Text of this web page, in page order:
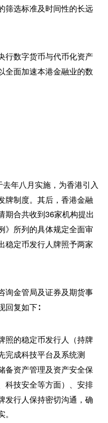
筛选标准及时间性的长远
行数字货币与代币化资产
全面加速本港金融业的数
去年八月实施，为香港引入
牌制度。其后，香港金融
期合共收到36家机构提出
》所列的具体规定全面审
稳定币发行人牌照予两家
询金管局及证券及期货事
回复如下∶
照的稳定币发行人（持牌
完成科技平台及系统测
备资产管理及资产安全保
科技安全等方面）、安排
发行人保持密切沟通，确